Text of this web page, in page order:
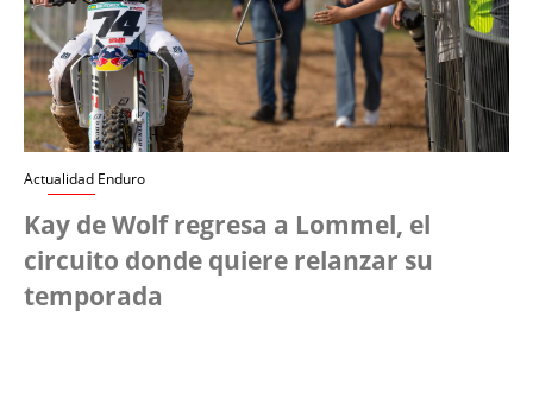
Actualidad Enduro
Kay de Wolf regresa a Lommel, el
circuito donde quiere relanzar su
temporada